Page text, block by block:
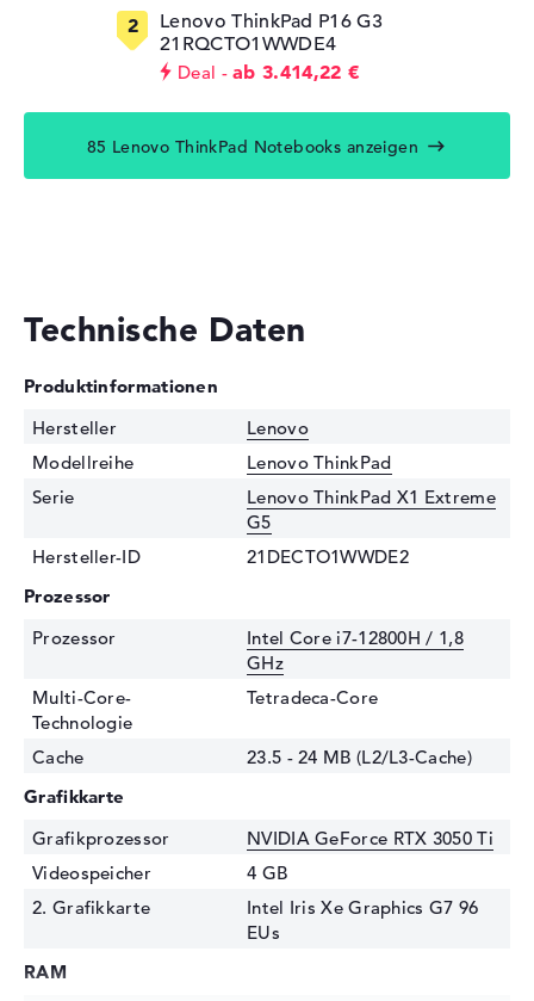
Lenovo ThinkPad P16 G3
21RQCTO1WWDE4
Deal ab 3.414,22 €
85 Lenovo ThinkPad Notebooks anzeigen
Technische Daten
Produktinformationen
Hersteller
Lenovo
Modellreihe
Lenovo ThinkPad
Serie
Lenovo ThinkPad X1 Extreme
G5
Hersteller-ID
21DECTO1WWDE2
Prozessor
Prozessor
Intel Core i7-12800H / 1,8
GHz
Multi-Core-
Technologie
Tetradeca-Core
Cache
23.5 - 24 MB (L2/L3-Cache)
Grafikkarte
Grafikprozessor
NVIDIA GeForce RTX 3050 Ti
Videospeicher
4 GB
2. Grafikkarte
Intel Iris Xe Graphics G7 96
EUs
RAM